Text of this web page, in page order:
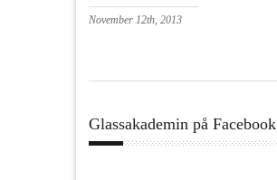
November 12th, 2013
Glassakademin på Facebook